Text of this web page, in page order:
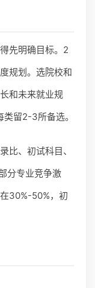
先明确目标。2
规划。选院校和
和未来就业规
留2-3所备选。
比、初试科目、
分专业竞争激
30%-50%，初